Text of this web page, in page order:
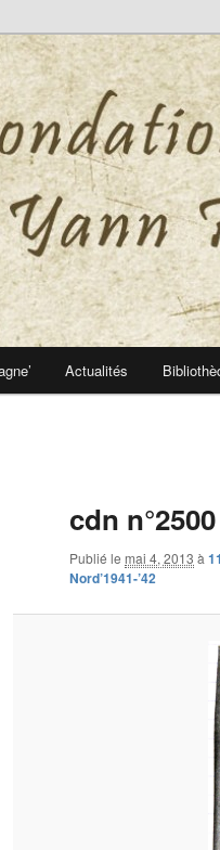
Fouéré
Fouéré
Actualités
cdn n°2500
Publié le mai 4, 2013 à
Nord’1941-’42